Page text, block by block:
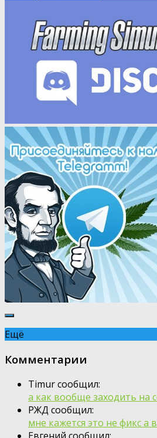
Ещё
Комментарии
Timur сообщил:
а как вообще заходить на
РЖД сообщил:
мне кажется это не фикс а